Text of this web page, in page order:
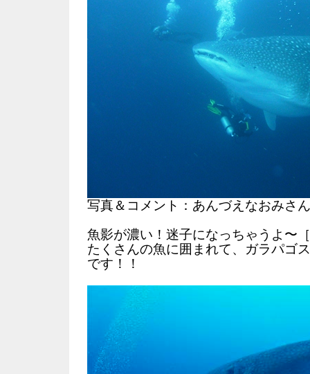
写真＆コメント：あんづえなおみさん
魚影が濃い！迷子になっちゃうよ〜
たくさんの魚に囲まれて、ガラパゴ
です！！